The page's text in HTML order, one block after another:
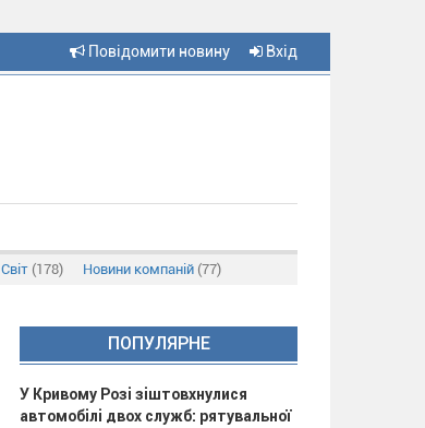
Повідомити новину Вхід
Світ (178) Новини компаній (77)
ПОПУЛЯРНЕ
У Кривому Розі зіштовхнулися
автомобілі двох служб: рятувальної